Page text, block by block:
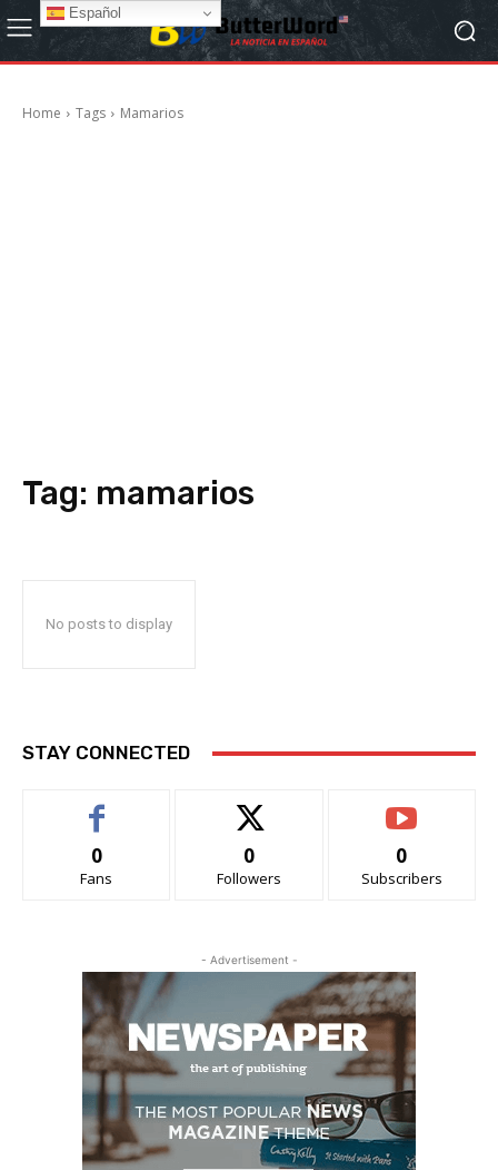
Home Tags Mamarios
Tag: mamarios
No posts to display
STAY CONNECTED
0
Fans
0
Followers
0
Subscribers
- Advertisement -
Español